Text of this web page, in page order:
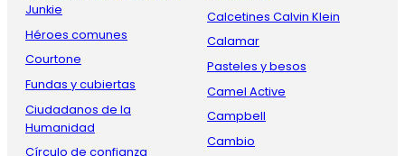
Junkie
Héroes comunes
Courtone
Fundas y cubiertas
Ciudadanos de la
Humanidad
Círculo de confianza
Calcetines Calvin Klein
Calamar
Pasteles y besos
Camel Active
Campbell
Cambio